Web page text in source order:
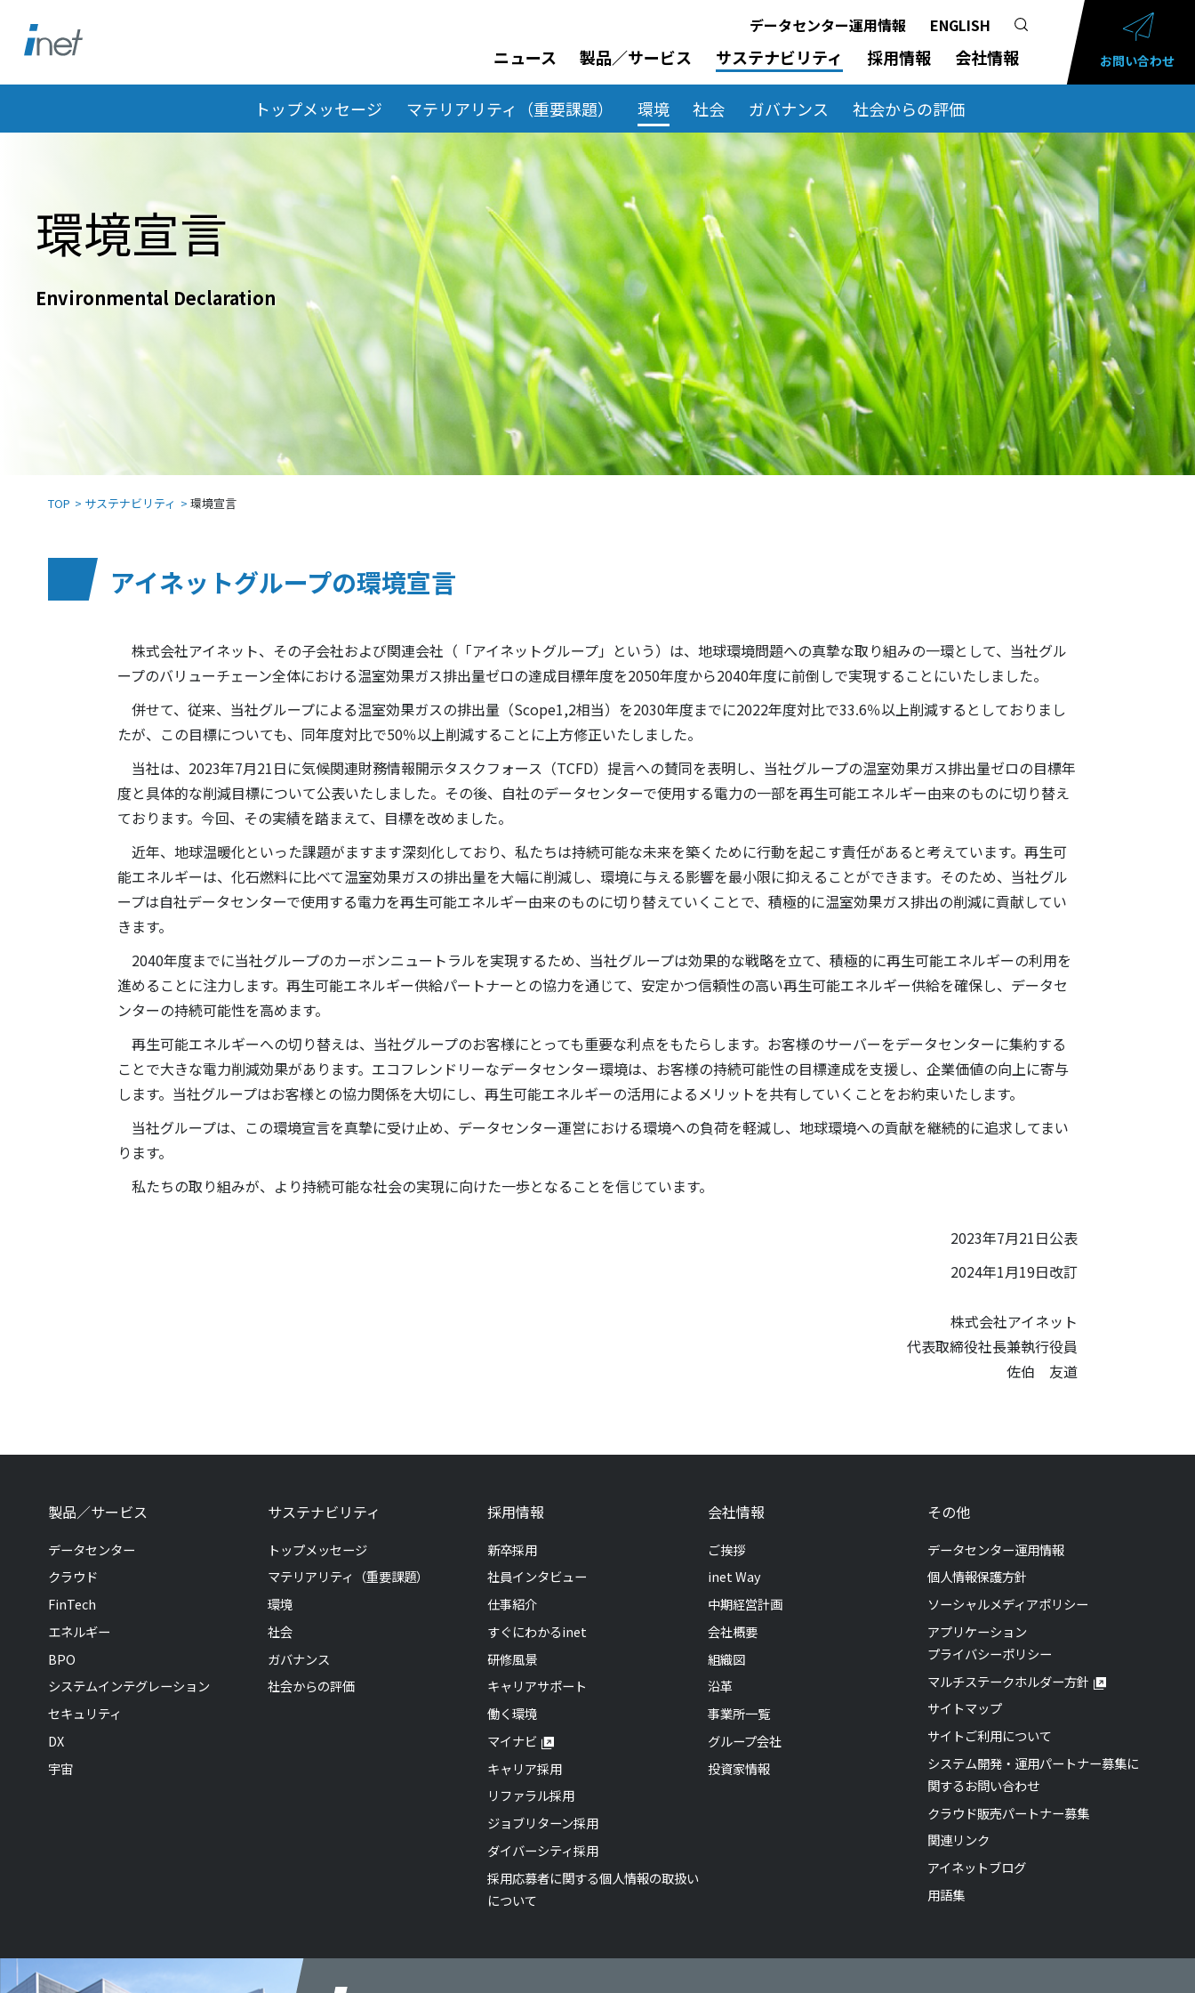
データセンター運用情報 ENGLISH
ニュース 製品／サービス サステナビリティ
トップメッセージ マテリアリティ（重要課題） 環境 社会 ガバナンス 社会からの評価
採用情報 会社情報 お問い合わせ
環境宣言
Environmental Declaration
TOP サステナビリティ 環境宣言
アイネットグループの環境宣言
株式会社アイネット、その子会社および関連会社（「アイネットグループ」という）は、地球環境問題への真摯な取り組みの一環として、当社グル
ープのバリューチェーン全体における温室効果ガス排出量ゼロの達成目標年度を2050年度から2040年度に前倒しで実現することにいたしました。
併せて、従来、当社グループによる温室効果ガスの排出量（Scope1,2相当）を2030年度までに2022年度対比で33.6％以上削減するとしておりまし
たが、この目標についても、同年度対比で50％以上削減することに上方修正いたしました。
当社は、2023年7月21日に気候関連財務情報開示タスクフォース（TCFD）提言への賛同を表明し、当社グループの温室効果ガス排出量ゼロの目標年
度と具体的な削減目標について公表いたしました。その後、自社のデータセンターで使用する電力の一部を再生可能エネルギー由来のものに切り替え
ております。今回、その実績を踏まえて、目標を改めました。
近年、地球温暖化といった課題がますます深刻化しており、私たちは持続可能な未来を築くために行動を起こす責任があると考えています。再生可
能エネルギーは、化石燃料に比べて温室効果ガスの排出量を大幅に削減し、環境に与える影響を最小限に抑えることができます。そのため、当社グル
ープは自社データセンターで使用する電力を再生可能エネルギー由来のものに切り替えていくことで、積極的に温室効果ガス排出の削減に貢献してい
きます。
2040年度までに当社グループのカーボンニュートラルを実現するため、当社グループは効果的な戦略を立て、積極的に再生可能エネルギーの利用を
進めることに注力します。再生可能エネルギー供給パートナーとの協力を通じて、安定かつ信頼性の高い再生可能エネルギー供給を確保し、データセ
ンターの持続可能性を高めます。
再生可能エネルギーへの切り替えは、当社グループのお客様にとっても重要な利点をもたらします。お客様のサーバーをデータセンターに集約する
ことで大きな電力削減効果があります。エコフレンドリーなデータセンター環境は、お客様の持続可能性の目標達成を支援し、企業価値の向上に寄与
します。当社グループはお客様との協力関係を大切にし、再生可能エネルギーの活用によるメリットを共有していくことをお約束いたします。
当社グループは、この環境宣言を真摯に受け止め、データセンター運営における環境への負荷を軽減し、地球環境への貢献を継続的に追求してまい
ります。
私たちの取り組みが、より持続可能な社会の実現に向けた一歩となることを信じています。
2023年7月21日公表
2024年1月19日改訂
株式会社アイネット
代表取締役社長兼執行役員
佐伯 友道
製品／サービス
データセンター
クラウド
FinTech
エネルギー
BPO
システムインテグレーション
セキュリティ
DX
宇宙
サステナビリティ
トップメッセージ
マテリアリティ（重要課題）
環境
社会
ガバナンス
社会からの評価
採用情報
新卒採用
社員インタビュー
仕事紹介
すぐにわかるinet
研修風景
キャリアサポート
働く環境
マイナビ
キャリア採用
リファラル採用
ジョブリターン採用
ダイバーシティ採用
採用応募者に関する個人情報の取扱い
について
会社情報
ご挨拶
inet Way
中期経営計画
会社概要
組織図
沿革
事業所一覧
グループ会社
投資家情報
その他
データセンター運用情報
個人情報保護方針
ソーシャルメディアポリシー
アプリケーション
プライバシーポリシー
マルチステークホルダー方針
サイトマップ
サイトご利用について
システム開発・運用パートナー募集に
関するお問い合わせ
クラウド販売パートナー募集
関連リンク
アイネットブログ
用語集